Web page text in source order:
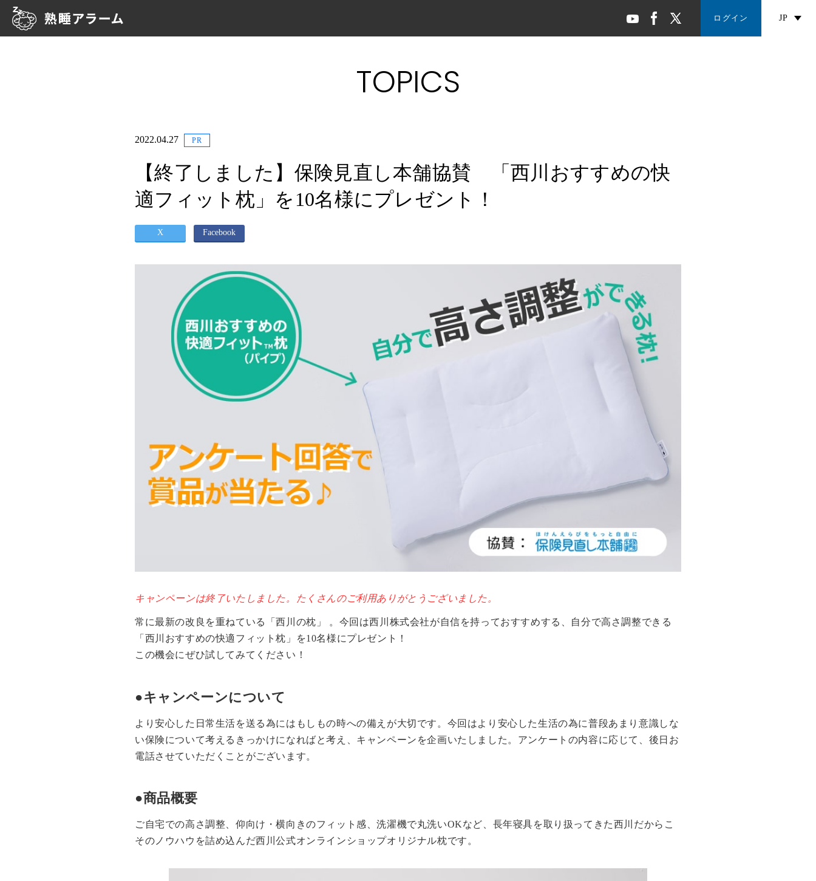
ログイン JP
TOPICS
2022.04.27 PR
【終了しました】保険見直し本舗協賛 「西川おすすめの快
適フィット枕」を10名様にプレゼント！
X Facebook
キャンペーンは終了いたしました。たくさんのご利用ありがとうございました。
常に最新の改良を重ねている「西川の枕」 。今回は西川株式会社が自信を持っておすすめする、自分で高さ調整できる
「西川おすすめの快適フィット枕」を10名様にプレゼント！
この機会にぜひ試してみてください！
●キャンペーンについて
より安心した日常生活を送る為にはもしもの時への備えが大切です。今回はより安心した生活の為に普段あまり意識しな
い保険について考えるきっかけになればと考え、キャンペーンを企画いたしました。アンケートの内容に応じて、後日お
電話させていただくことがございます。
●商品概要
ご自宅での高さ調整、仰向け・横向きのフィット感、洗濯機で丸洗いOKなど、長年寝具を取り扱ってきた西川だからこ
そのノウハウを詰め込んだ西川公式オンラインショップオリジナル枕です。